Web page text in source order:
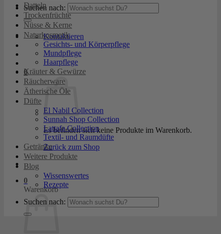
Suchen nach:
Kontaktieren
0
Es befinden sich keine Produkte im Warenkorb.
Zurück zum Shop
0
Warenkorb
Datteln
Trockenfrüchte
Nüsse & Kerne
Naturkosmetik
Gesichts- und Körperpflege
Mundpflege
Haarpflege
Kräuter & Gewürze
Räucherware
Ätherische Öle
Düfte
El Nabil Collection
Sunnah Shop Collection
Lattafa Collection
Textil- und Raumdüfte
Getränke
Weitere Produkte
Blog
Wissenswertes
Rezepte
Suchen nach: